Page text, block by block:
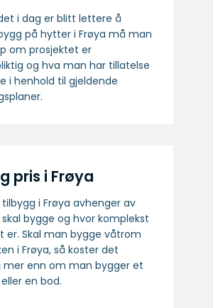
i dag er blitt lettere å
på hytter i Frøya må man
om prosjektet er
og hva man har tillatelse
i henhold til gjeldende
pris i Frøya
tilbygg i Frøya avhenger av
bygge og hvor komplekst
er. Skal man bygge våtrom
i Frøya, så koster det
mer enn om man bygger et
en bod.